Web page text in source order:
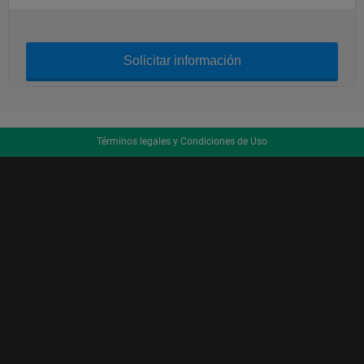
Solicitar información
Términos legales y Condiciones de Uso